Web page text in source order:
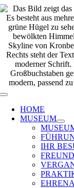
Zum
Inhalt
springen
Toggle
Navigation
HOME
MUSEUM
IHR